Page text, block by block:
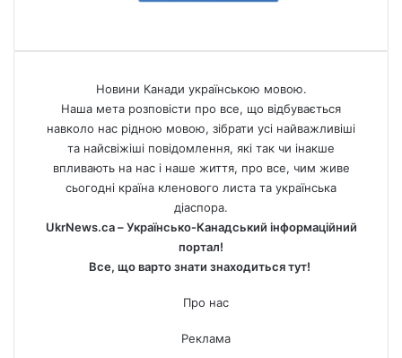
Новини Канади українською мовою.
Наша мета розповісти про все, що відбувається
навколо нас рідною мовою, зібрати усі найважливіші
та найсвіжіші повідомлення, які так чи інакше
впливають на нас і наше життя, про все, чим живе
сьогодні країна кленового листа та українська
діаспора.
UkrNews.ca – Українсько-Канадський інформаційний
портал!
Все, що варто знати знаходиться тут!
Про нас
Реклама